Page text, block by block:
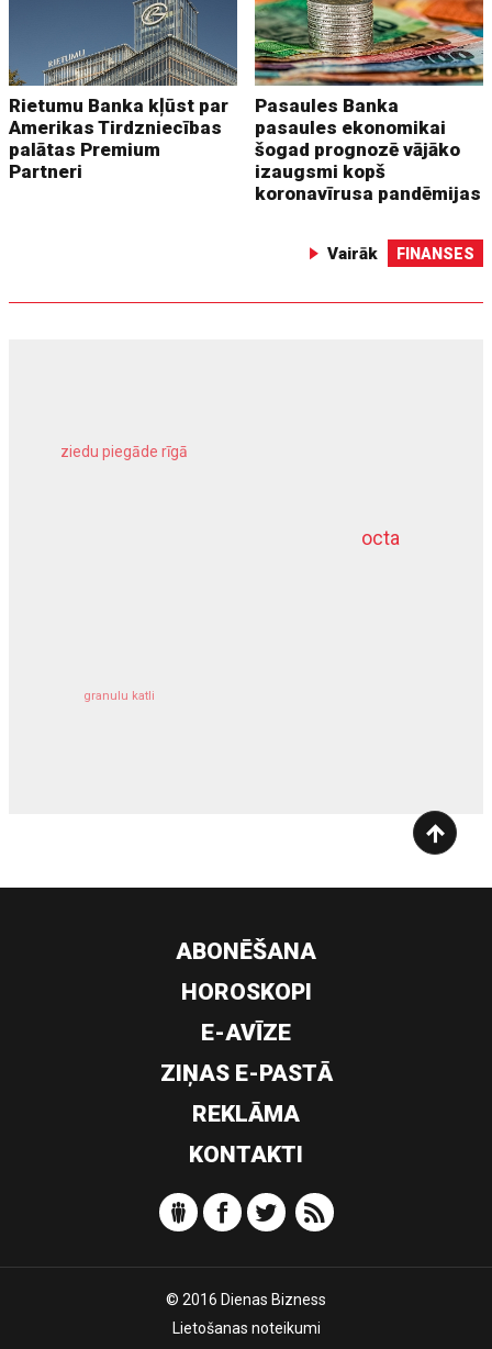
Rietumu Banka kļūst par
Amerikas Tirdzniecības
palātas Premium
Partneri
Pasaules Banka
pasaules ekonomikai
šogad prognozē vājāko
izaugsmi kopš
koronavīrusa pandēmijas
Vairāk FINANSES
octa
ziedu piegāde rīgā
granulu katli
dziļurbums
ABONĒŠANA
HOROSKOPI
E-AVĪZE
ZIŅAS E-PASTĀ
REKLĀMA
KONTAKTI
© 2016 Dienas Bizness
Lietošanas noteikumi